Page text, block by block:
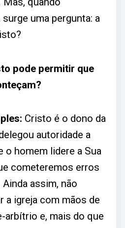
uma pergunta: a
pode permitir que
Cristo é o dono da
autoridade a
o homem lidere a Sua
cometeremos erros
assim, não
a igreja com mãos de
arbítrio e, mais do que